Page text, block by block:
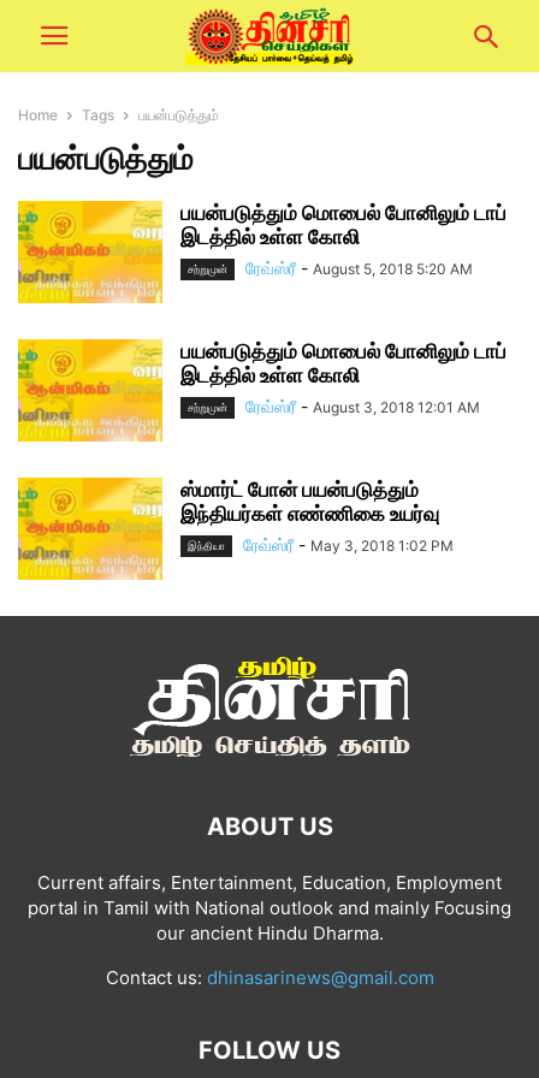
Home Tags பயன்படுத்தும்
பயன்படுத்தும்
பயன்படுத்தும் மொபைல் போனிலும் டாப்
இடத்தில் உள்ள கோலி
சற்றுமுன் ரேவ்ஸ்ரீ - August 5, 2018 5:20 AM
பயன்படுத்தும் மொபைல் போனிலும் டாப்
இடத்தில் உள்ள கோலி
சற்றுமுன் ரேவ்ஸ்ரீ - August 3, 2018 12:01 AM
ஸ்மார்ட் போன் பயன்படுத்தும்
இந்தியர்கள் எண்ணிகை உயர்வு
இந்தியா ரேவ்ஸ்ரீ - May 3, 2018 1:02 PM
ABOUT US
Current affairs, Entertainment, Education, Employment
portal in Tamil with National outlook and mainly Focusing
our ancient Hindu Dharma.
Contact us: dhinasarinews@gmail.com
FOLLOW US